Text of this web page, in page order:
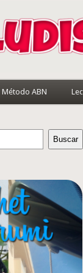
Método ABN
Buscar